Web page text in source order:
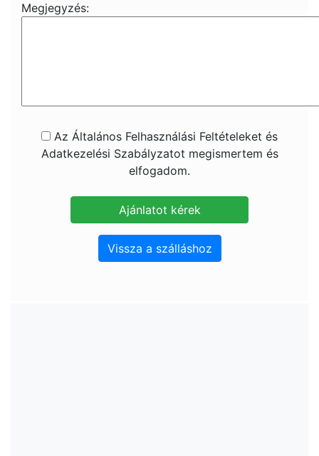
Megjegyzés:
Az Általános Felhasználási Feltételeket és
Adatkezelési Szabályzatot megismertem és
elfogadom.
Vissza a szálláshoz